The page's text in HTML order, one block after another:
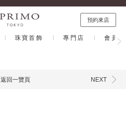
預約來店
珠寶首飾 專門店 會員
返回一覽頁 NEXT